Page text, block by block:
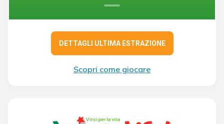
DETTAGLI ULTIMA ESTRAZIONE
Scopri come giocare